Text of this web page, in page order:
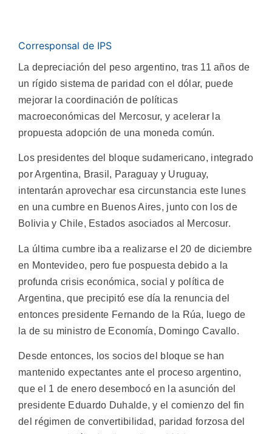
Corresponsal de IPS
La depreciación del peso argentino, tras 11 años de
un rígido sistema de paridad con el dólar, puede
mejorar la coordinación de políticas
macroeconómicas del Mercosur, y acelerar la
propuesta adopción de una moneda común.
Los presidentes del bloque sudamericano, integrado
por Argentina, Brasil, Paraguay y Uruguay,
intentarán aprovechar esa circunstancia este lunes
en una cumbre en Buenos Aires, junto con los de
Bolivia y Chile, Estados asociados al Mercosur.
La última cumbre iba a realizarse el 20 de diciembre
en Montevideo, pero fue pospuesta debido a la
profunda crisis económica, social y política de
Argentina, que precipitó ese día la renuncia del
entonces presidente Fernando de la Rúa, luego de
la de su ministro de Economía, Domingo Cavallo.
Desde entonces, los socios del bloque se han
mantenido expectantes ante el proceso argentino,
que el 1 de enero desembocó en la asunción del
presidente Eduardo Duhalde, y el comienzo del fin
del régimen de convertibilidad, paridad forzosa del